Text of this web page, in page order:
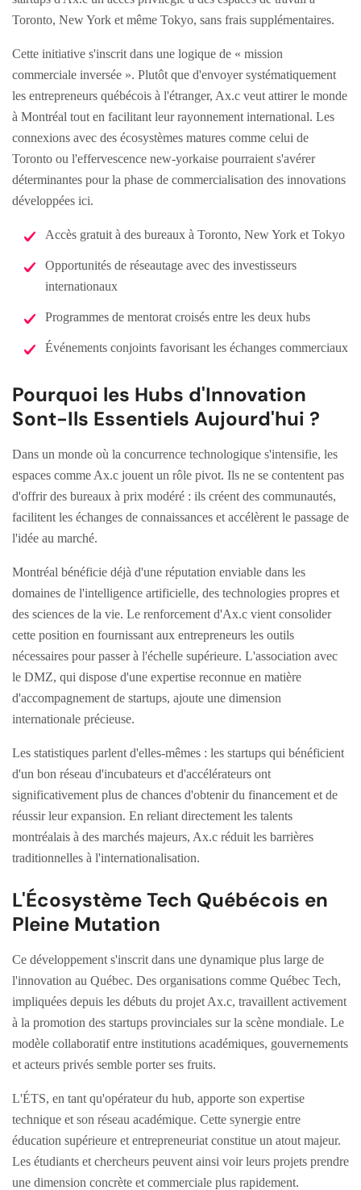
Toronto, New York et même Tokyo, sans frais supplémentaires.
Cette initiative s'inscrit dans une logique de « mission
commerciale inversée ». Plutôt que d'envoyer systématiquement
les entrepreneurs québécois à l'étranger, Ax.c veut attirer le monde
à Montréal tout en facilitant leur rayonnement international. Les
connexions avec des écosystèmes matures comme celui de
Toronto ou l'effervescence new-yorkaise pourraient s'avérer
déterminantes pour la phase de commercialisation des innovations
développées ici.
Accès gratuit à des bureaux à Toronto, New York et Tokyo
Opportunités de réseautage avec des investisseurs
internationaux
Programmes de mentorat croisés entre les deux hubs
Événements conjoints favorisant les échanges commerciaux
Pourquoi les Hubs d'Innovation
Sont-Ils Essentiels Aujourd'hui ?
Dans un monde où la concurrence technologique s'intensifie, les
espaces comme Ax.c jouent un rôle pivot. Ils ne se contentent pas
d'offrir des bureaux à prix modéré : ils créent des communautés,
facilitent les échanges de connaissances et accélèrent le passage de
l'idée au marché.
Montréal bénéficie déjà d'une réputation enviable dans les
domaines de l'intelligence artificielle, des technologies propres et
des sciences de la vie. Le renforcement d'Ax.c vient consolider
cette position en fournissant aux entrepreneurs les outils
nécessaires pour passer à l'échelle supérieure. L'association avec
le DMZ, qui dispose d'une expertise reconnue en matière
d'accompagnement de startups, ajoute une dimension
internationale précieuse.
Les statistiques parlent d'elles-mêmes : les startups qui bénéficient
d'un bon réseau d'incubateurs et d'accélérateurs ont
significativement plus de chances d'obtenir du financement et de
réussir leur expansion. En reliant directement les talents
montréalais à des marchés majeurs, Ax.c réduit les barrières
traditionnelles à l'internationalisation.
L'Écosystème Tech Québécois en
Pleine Mutation
Ce développement s'inscrit dans une dynamique plus large de
l'innovation au Québec. Des organisations comme Québec Tech,
impliquées depuis les débuts du projet Ax.c, travaillent activement
à la promotion des startups provinciales sur la scène mondiale. Le
modèle collaboratif entre institutions académiques, gouvernements
et acteurs privés semble porter ses fruits.
L'ÉTS, en tant qu'opérateur du hub, apporte son expertise
technique et son réseau académique. Cette synergie entre
éducation supérieure et entrepreneuriat constitue un atout majeur.
Les étudiants et chercheurs peuvent ainsi voir leurs projets prendre
une dimension concrète et commerciale plus rapidement.